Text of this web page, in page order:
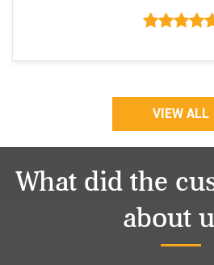
VIEW ALL
What did the
about